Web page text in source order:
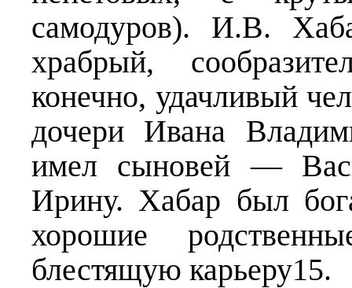
самодуров). И.В.
храбрый,
конечно, удачливый
дочери Ивана
имел сыновей —
Ирину. Хабар был
хорошие
блестящую карьеру15.